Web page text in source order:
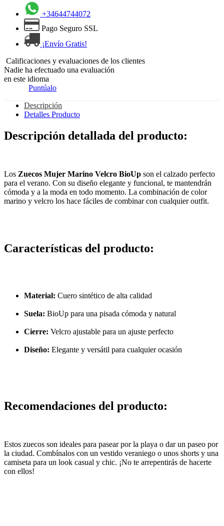
+34644744072
Pago Seguro SSL
¡Envío Gratis!
Calificaciones y evaluaciones de los clientes
Nadie ha efectuado una evaluación
en este idioma
Puntúalo
Descripción
Detalles Producto
Descripción detallada del producto:
Los Zuecos Mujer Marino Velcro BioUp son el calzado perfecto
para el verano. Con su diseño elegante y funcional, te mantendrán
cómoda y a la moda en todo momento. La combinación de color
marino y velcro los hace fáciles de combinar con cualquier outfit.
Características del producto:
Material: Cuero sintético de alta calidad
Suela: BioUp para una pisada cómoda y natural
Cierre: Velcro ajustable para un ajuste perfecto
Diseño: Elegante y versátil para cualquier ocasión
Recomendaciones del producto:
Estos zuecos son ideales para pasear por la playa o dar un paseo por
la ciudad. Combínalos con un vestido veraniego o unos shorts y una
camiseta para un look casual y chic. ¡No te arrepentirás de hacerte
con ellos!